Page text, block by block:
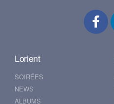
Lorient
SOIRÉES
NEWS
ALBUMS